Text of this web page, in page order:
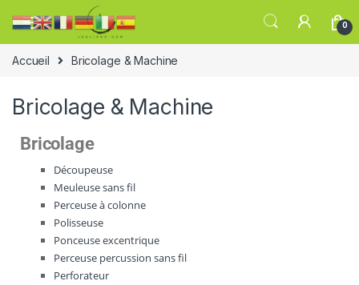
0
Accueil Bricolage & Machine
Bricolage & Machine
Bricolage
Découpeuse
Meuleuse sans fil
Perceuse à colonne
Polisseuse
Ponceuse excentrique
Perceuse percussion sans fil
Perforateur